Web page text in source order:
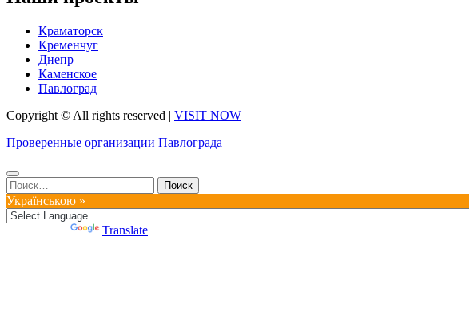
Краматорск
Кременчуг
Днепр
Каменское
Павлоград
Copyright © All rights reserved | VISIT NOW
Проверенные организации Павлограда
Найти:
Українською »
Translate